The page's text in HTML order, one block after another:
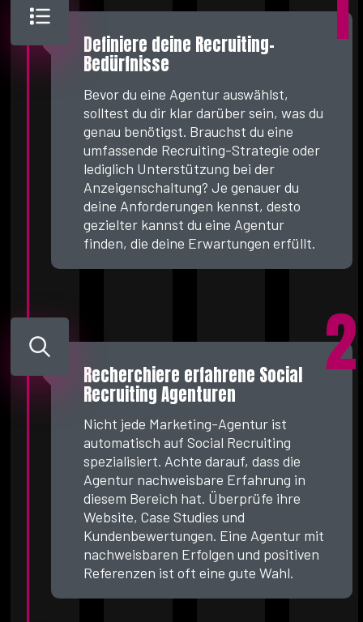
Definiere deine Recruiting-
Bedürfnisse
Bevor du eine Agentur auswählst,
solltest du dir klar darüber sein, was du
genau benötigst. Brauchst du eine
umfassende Recruiting-Strategie oder
lediglich Unterstützung bei der
Anzeigenschaltung? Je genauer du
deine Anforderungen kennst, desto
gezielter kannst du eine Agentur
finden, die deine Erwartungen erfüllt.
2
Recherchiere erfahrene Social
Recruiting Agenturen
Nicht jede Marketing-Agentur ist
automatisch auf Social Recruiting
spezialisiert. Achte darauf, dass die
Agentur nachweisbare Erfahrung in
diesem Bereich hat. Überprüfe ihre
Website, Case Studies und
Kundenbewertungen. Eine Agentur mit
nachweisbaren Erfolgen und positiven
Referenzen ist oft eine gute Wahl.